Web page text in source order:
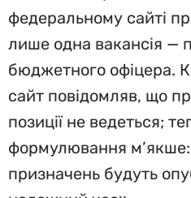
федеральному сайті
лише одна вакансія —
бюджетного офіцера.
сайт повідомляв, що
позиції не ведеться;
формулювання
призначень будуть